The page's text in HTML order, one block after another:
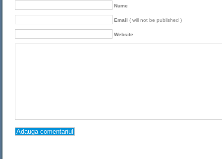
Nume
Email ( will not be published )
Website